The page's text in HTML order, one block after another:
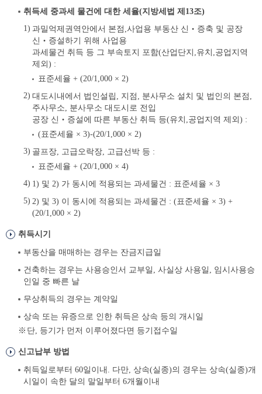
취득세 중과세 물건에 대한 세율(지방세법 제13조)
과밀억제권역안에서 본점,사업용 부동산 신‧증축 및 공장
신‧증설하기 위해 사업용
과세물건 취득 등 그 부속토지 포함(산업단지,유치,공업지역
제외) :
표준세율 + (20/1,000 × 2)
대도시내에서 법인설립, 지점, 분사무소 설치 및 법인의 본점,
주사무소, 분사무소 대도시로 전입
공장 신‧증설에 따른 부동산 취득 등(유치,공업지역 제외) :
(표준세율 × 3)-(20/1,000 × 2)
골프장, 고급오락장, 고급선박 등 :
표준세율 + (20/1,000 × 4)
1) 및 2) 가 동시에 적용되는 과세물건 : 표준세율 × 3
2) 및 3) 이 동시에 적용되는 과세물건 : (표준세율 × 3) +
(20/1,000 × 2)
취득시기
부동산을 매매하는 경우는 잔금지급일
건축하는 경우는 사용승인서 교부일, 사실상 사용일, 임시사용승
인일 중 빠른 날
무상취득의 경우는 계약일
상속 또는 유증으로 인한 취득은 상속 등의 개시일
단, 등기가 먼저 이루어졌다면 등기접수일
신고납부 방법
취득일로부터 60일이내. 다만, 상속(실종)의 경우는 상속(실종)개
시일이 속한 달의 말일부터 6개월이내